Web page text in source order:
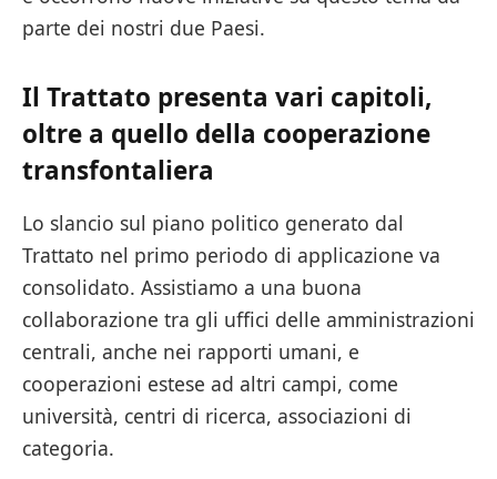
parte dei nostri due Paesi.
Il Trattato presenta vari capitoli,
oltre a quello della cooperazione
transfontaliera
Lo slancio sul piano politico generato dal
Trattato nel primo periodo di applicazione va
consolidato. Assistiamo a una buona
collaborazione tra gli uffici delle amministrazioni
centrali, anche nei rapporti umani, e
cooperazioni estese ad altri campi, come
università, centri di ricerca, associazioni di
categoria.